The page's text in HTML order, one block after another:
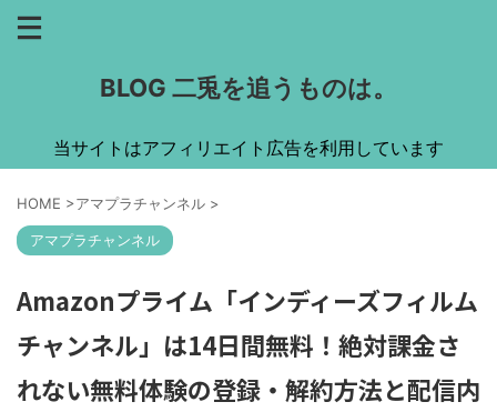
BLOG 二兎を追うものは。
当サイトはアフィリエイト広告を利用しています
HOME >アマプラチャンネル >
アマプラチャンネル
Amazonプライム「インディーズフィルム
チャンネル」は14日間無料！絶対課金さ
れない無料体験の登録・解約方法と配信内